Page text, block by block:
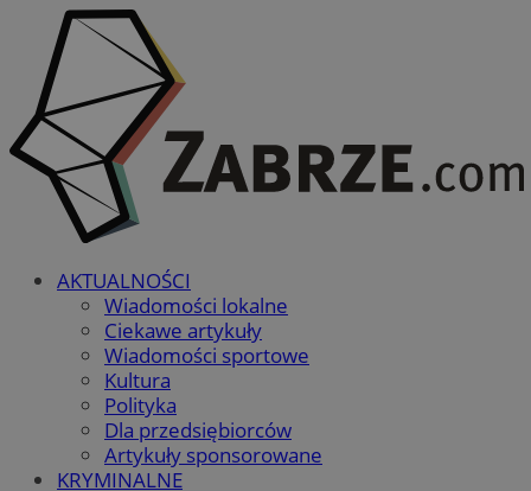
AKTUALNOŚCI
Wiadomości lokalne
Ciekawe artykuły
Wiadomości sportowe
Kultura
Polityka
Dla przedsiębiorców
Artykuły sponsorowane
KRYMINALNE